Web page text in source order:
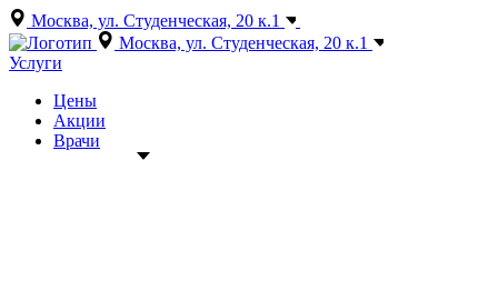
Москва, ул. Студенческая, 20 к.1
Москва, ул. Студенческая, 20 к.1
Услуги
Цены
Акции
Врачи